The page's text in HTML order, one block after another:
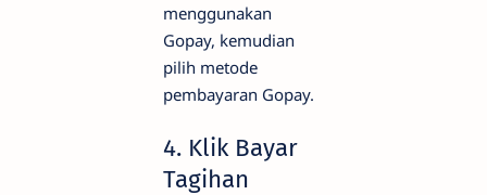
menggunakan
Gopay, kemudian
pilih metode
pembayaran Gopay.
4. Klik Bayar
Tagihan